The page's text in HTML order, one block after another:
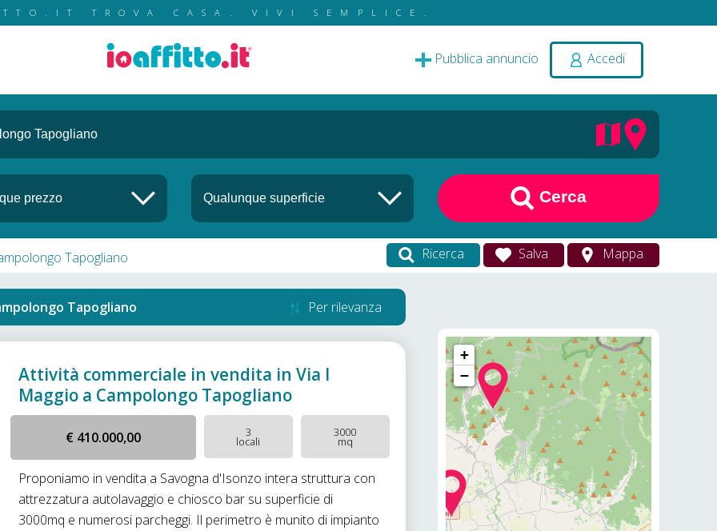
TROVA CASA. VIVI SEMPLICE.
Pubblica annuncio Accedi
Cerca
Tapogliano Ricerca Salva Mappa
Tapogliano Per rilevanza
Attività commerciale in vendita in Via I
Maggio a Campolongo Tapogliano
€ 410.000,00 3
locali
3000
mq
Proponiamo in vendita a Savogna d'Isonzo intera struttura con
attrezzatura autolavaggio e chiosco bar su superficie di
3000mq e numerosi parcheggi. Il perimetro è munito di impianto
+
−